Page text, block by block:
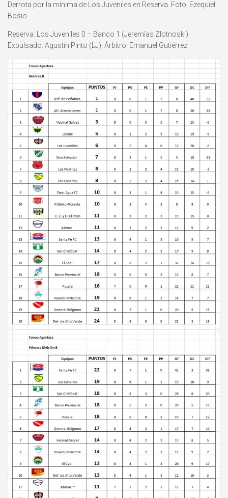
Derrota por la mínima de Los Juveniles en Reserva. Foto: Ezequiel
Bosio
Reserva: Los Juveniles 0 – Banco 1 (Jeremías Zlotnoski).
Expulsado: Agustín Pinto (LJ). Árbitro: Emanuel Gutiérrez